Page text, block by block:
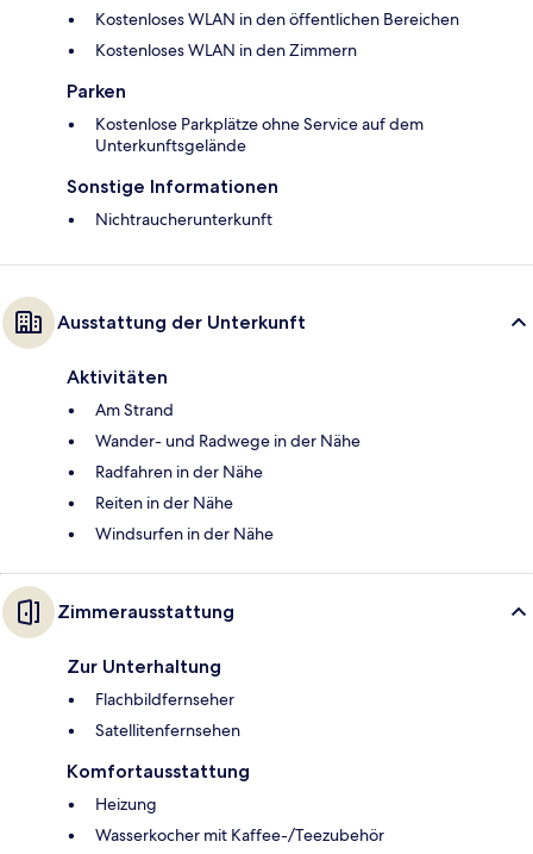
Kostenloses WLAN in den öffentlichen Bereichen
Kostenloses WLAN in den Zimmern
Parken
Kostenlose Parkplätze ohne Service auf dem
Unterkunftsgelände
Sonstige Informationen
Nichtraucherunterkunft
Ausstattung der Unterkunft
Aktivitäten
Am Strand
Wander- und Radwege in der Nähe
Radfahren in der Nähe
Reiten in der Nähe
Windsurfen in der Nähe
Zimmerausstattung
Zur Unterhaltung
Flachbildfernseher
Satellitenfernsehen
Komfortausstattung
Heizung
Wasserkocher mit Kaffee-/Teezubehör